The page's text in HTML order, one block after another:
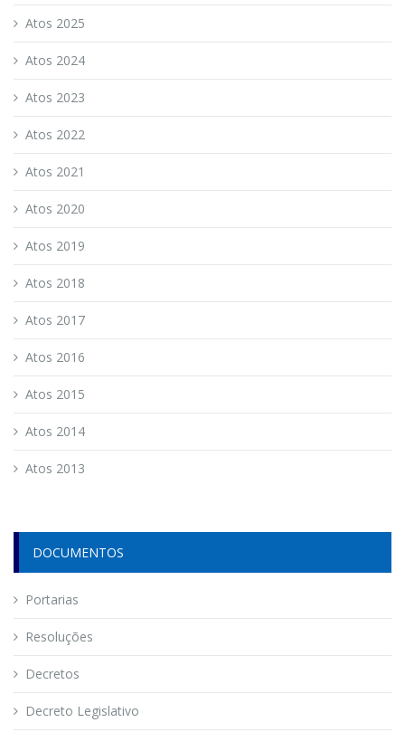
Atos 2025
Atos 2024
Atos 2023
Atos 2022
Atos 2021
Atos 2020
Atos 2019
Atos 2018
Atos 2017
Atos 2016
Atos 2015
Atos 2014
Atos 2013
DOCUMENTOS
Portarias
Resoluções
Decretos
Decreto Legislativo